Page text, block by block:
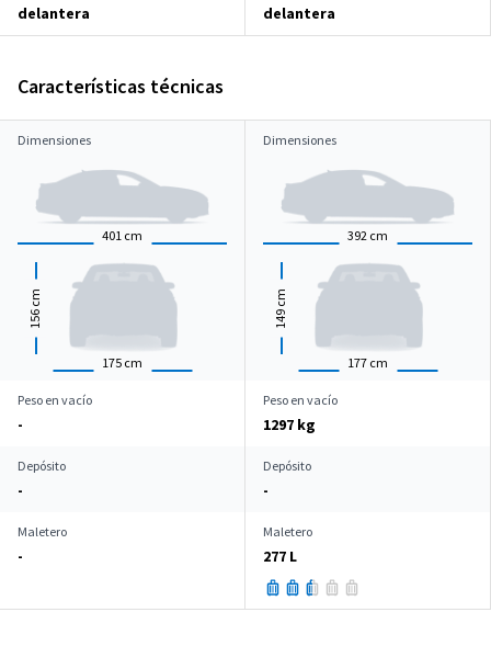
delantera delantera
Características técnicas
Dimensiones
401 cm
175 cm
156
cm
Dimensiones
392 cm
177 cm
149
cm
Peso en vacío
-
Peso en vacío
1297 kg
Depósito
-
Depósito
-
Maletero
-
Maletero
277 L